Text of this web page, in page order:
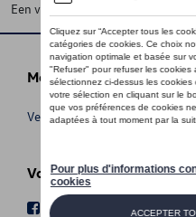
Een vraag ?
Meer info
Verkoopsvoorwaarden
Volg Ons
Facebook